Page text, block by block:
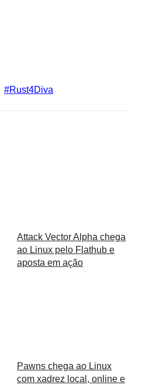
Rust4Diva
Attack Vector Alpha chega
ao Linux pelo Flathub e
aposta em ação
Pawns chega ao Linux
com xadrez local, online e